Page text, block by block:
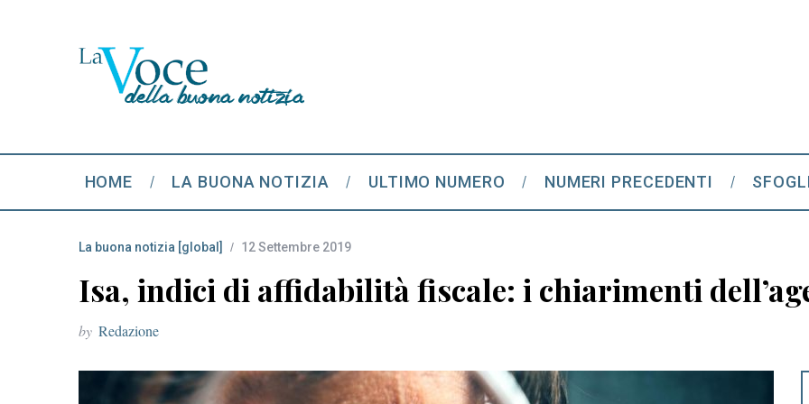
HOME LA BUONA NOTIZIA ULTIMO NUMERO NUMERI PRECEDENTI
La buona notizia [global] 12 Settembre 2019
Isa, indici di affidabilità fiscale: i chiarimenti
by Redazione